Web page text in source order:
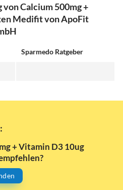
Calcium 500mg +
Medifit von ApoFit
Sparmedo Ratgeber
+ Vitamin D3 10ug